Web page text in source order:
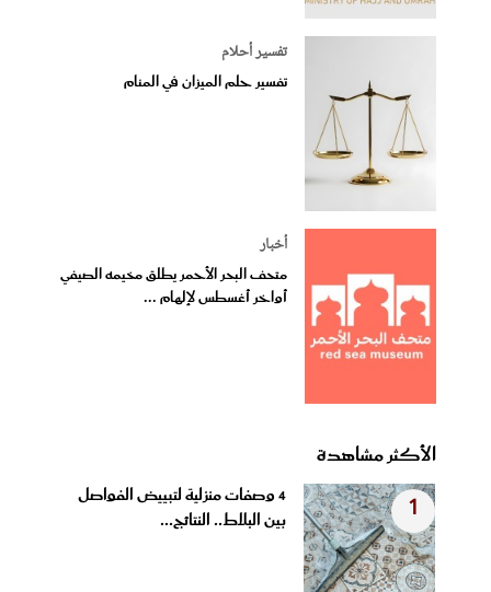
تفسير أحلام
تفسير حلم الميزان في المنام
أخبار
متحف البحر الأحمر يطلق مخيمه الصيفي
أواخر أغسطس لإلهام ...
الأكثر مشاهدة
1
4 وصفات منزلية لتبييض الفواصل
بين البلاط.. النتائج...